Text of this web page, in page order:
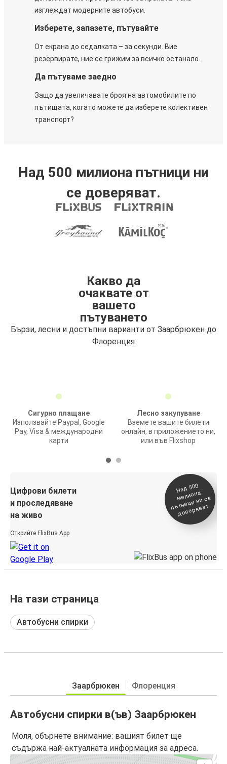
изглеждат модерните автобуси.
Изберете, запазете, пътувайте
От екрана до седалката – за секунди. Вие
резервирате, ние се грижим за всичко останало.
Да пътуваме заедно
Защо да увеличавате броя на автомобилите по
пътищата, когато можете да изберете колективен
транспорт?
Над 500 милиона пътници ни
се доверяват.
Какво да
очаквате от
вашето
пътуването
Бързи, лесни и достъпни варианти от Заарбрюкен до
Флоренция
Сигурно плащане
Използвайте Paypal, Google
Pay, Visa & международни
карти
Лесно закупуване
Вземете вашите билети
онлайн, в приложението ни,
или във Flixshop
Цифрови билети
и проследяване
на живо
Открийте FlixBus App
На
д 500
милиона
п
ътници ни се
доверяват
На тази страница
Автобусни спирки
Заарбрюкен Флоренция
Автобусни спирки в(ъв) Заарбрюкен
Моля, обърнете внимание: вашият билет ще
съдържа най-актуалната информация за адреса.